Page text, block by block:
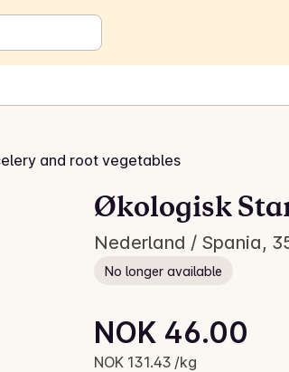
and root vegetables
Økologisk
Nederland / Spania,
No longer available
Current price is: NOK 46.00
NOK 46.00
NOK 131.43 /kg
Unit price: NOK 131.43 /kg